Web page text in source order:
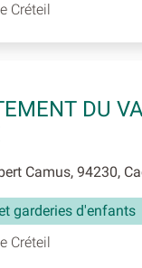
Créteil
DU
Camus, 94230,
garderies d'enfants
Créteil